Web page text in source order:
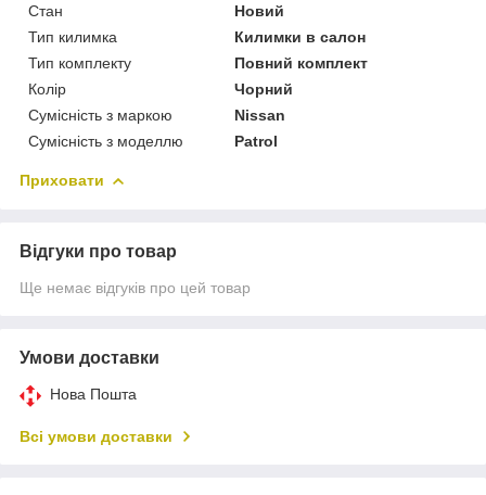
Стан
Новий
Тип килимка
Килимки в салон
Тип комплекту
Повний комплект
Колір
Чорний
Сумісність з маркою
Nissan
Сумісність з моделлю
Patrol
Приховати
Відгуки про товар
Ще немає відгуків про цей товар
Умови доставки
Нова Пошта
Всі умови доставки